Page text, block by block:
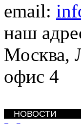
email:
наш
Москва,
офис 4
НОВОСТИ